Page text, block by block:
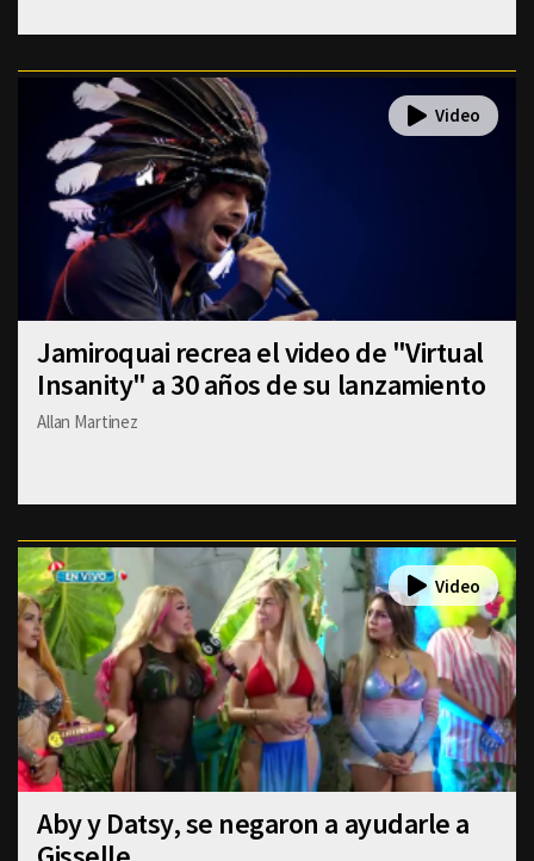
Jamiroquai recrea el video de "Virtual
Insanity" a 30 años de su lanzamiento
Allan Martinez
Aby y Datsy, se negaron a ayudarle a